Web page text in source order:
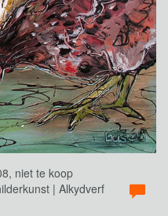
niet te koop
| Alkydverf